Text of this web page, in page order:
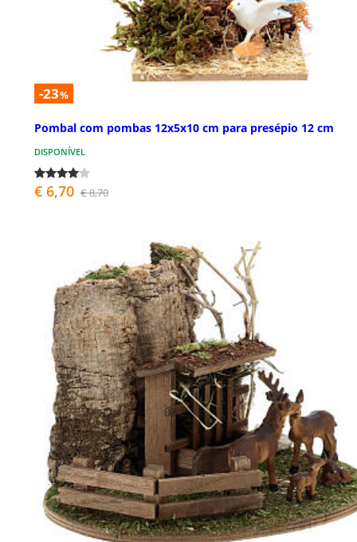
-23%
Pombal com pombas 12x5x10 cm para presépio 12 cm
DISPONÍVEL
€ 6,70 € 8,70